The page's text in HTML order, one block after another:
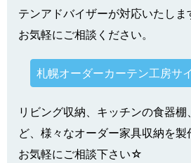
テンアドバイザーが対応いたしま
お気軽にご相談ください。
札幌オーダーカーテン工房サ
リビング収納、キッチンの食器
ど、様々なオーダー家具収納を製
お気軽にご相談下さい☆